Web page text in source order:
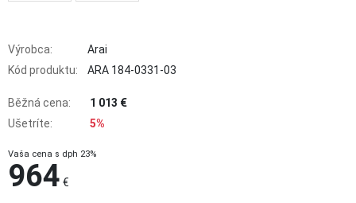
Výrobca:
Arai
Kód produktu:
ARA 184-0331-03
Běžná cena:
1 013 €
Ušetríte:
5%
Vaša cena s dph 23%
964 €